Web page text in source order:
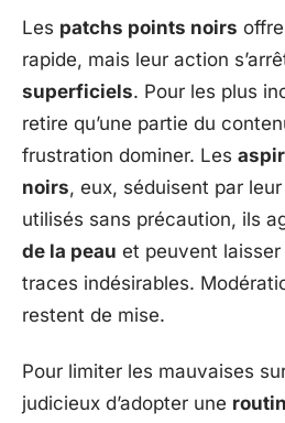
Les patchs points noirs
rapide, mais leur action
superficiels. Pour les plus
retire qu’une partie du
frustration dominer. Les
noirs, eux, séduisent par
utilisés sans précaution, ils
de la peau et peuvent
traces indésirables.
restent de mise.
Pour limiter les mauvaises
judicieux d’adopter une